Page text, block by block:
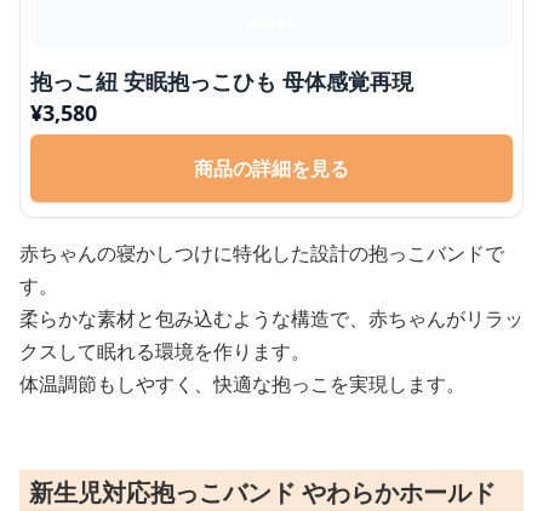
抱っこ紐 安眠抱っこひも 母体感覚再現
¥3,580
商品の詳細を見る
赤ちゃんの寝かしつけに特化した設計の抱っこバンドで
す。
柔らかな素材と包み込むような構造で、赤ちゃんがリラッ
クスして眠れる環境を作ります。
体温調節もしやすく、快適な抱っこを実現します。
新生児対応抱っこバンド やわらかホールド